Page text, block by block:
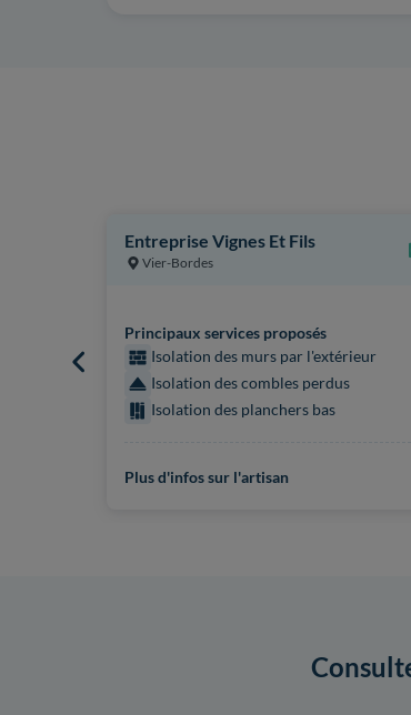
Entreprise Vignes Et Fils
Vier-Bordes
Principaux services proposés
Isolation des murs par l'extérieur
Isolation des combles perdus
Isolation des planchers bas
Plus d'infos sur l'artisan